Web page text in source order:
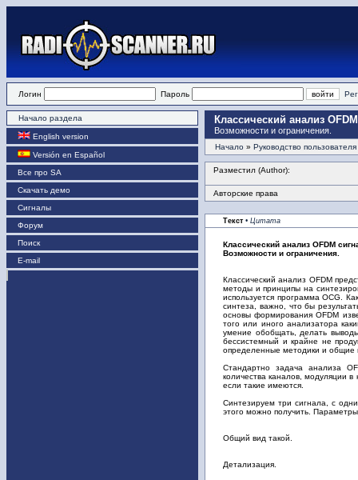
Логин Пароль
Начало раздела
English version
Versión en Español
Все про SA
Скачать демо
Сигналы
Форум
Поиск
E-mail
Классический анализ
Возможности и ограничения.
Начало » Руководство
Разместил (Author):
Авторские права
Текст • Цитата
Классический анализ OFDM
Возможности и ограничения.
Классический анализ OFDM
методы и принципы на
используется программа OCG.
синтеза, важно, что бы
основы формирования OFDM
того или иного анализатора
умение обобщать, делать
бессистемный и крайне не
определенные методики и общие
Стандартно задача анализа
количества каналов, модуляции
если такие имеются.
Синтезируем три сигнала, с
этого можно получить.
Общий вид такой.
Детализация.